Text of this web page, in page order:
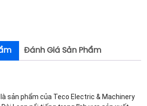
Đánh Giá Sản Phẩm
sản phẩm của Teco Electric & Machinery